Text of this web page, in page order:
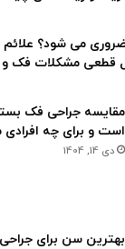
می شود؟ علائم
قطعی مشکلات فک
مقایسه جراحی فک
است و برای چه
دی 14, 1404
بهترین سن برای